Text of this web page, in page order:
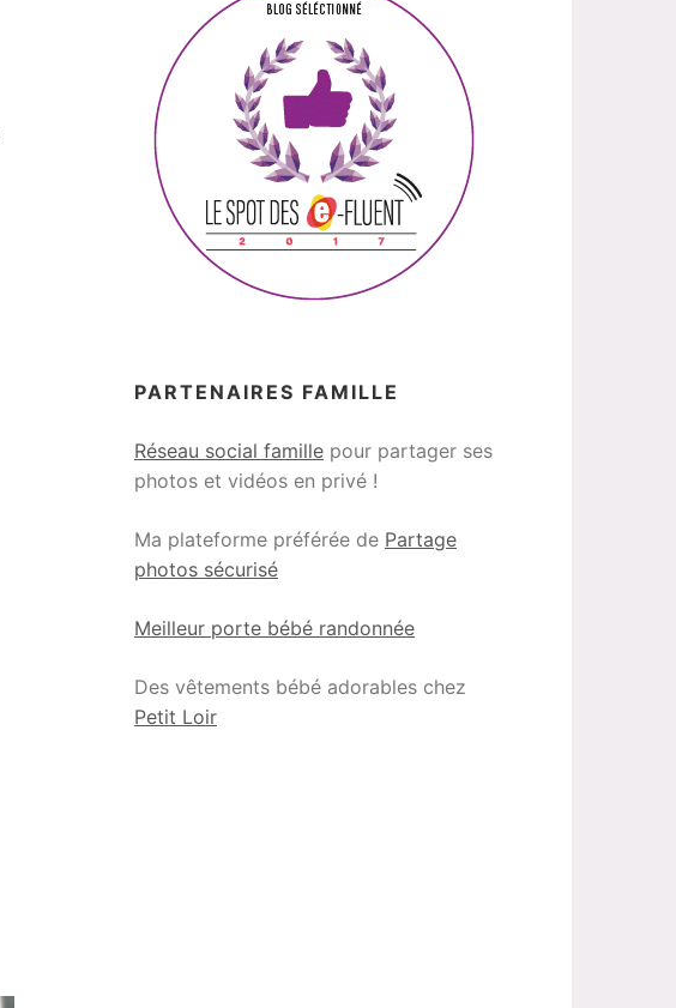
PARTENAIRES FAMILLE
Réseau social famille pour partager ses
photos et vidéos en privé !
Ma plateforme préférée de Partage
photos sécurisé
Meilleur porte bébé randonnée
Des vêtements bébé adorables chez
Petit Loir